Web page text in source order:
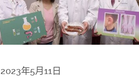
2023年5月11日